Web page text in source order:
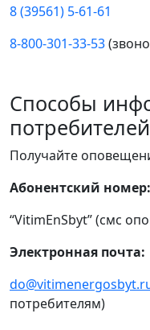
8 (39561) 5-61-61
8-800-301-33-53
Способы
потребителей
Получайте
Абонентский номер:
“VitimEnSbyt” (смс
Электронная почта:
потребителям)